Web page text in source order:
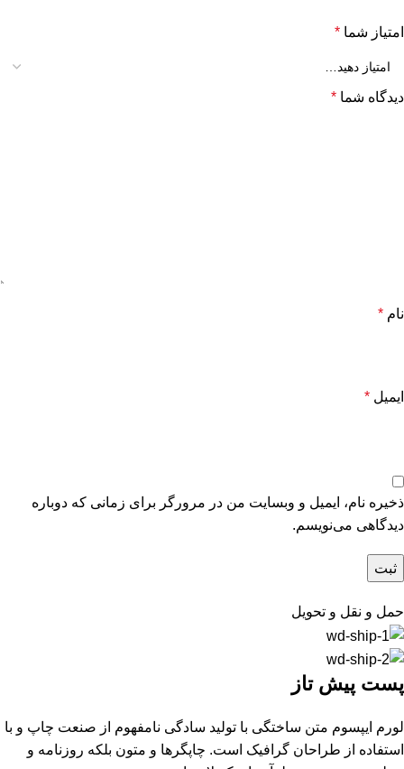
امتیاز شما *
دیدگاه شما *
نام *
ایمیل *
ذخیره نام، ایمیل و وبسایت من در مرورگر برای زمانی که دوباره
دیدگاهی می‌نویسم.
حمل و نقل و تحویل
پست پیش تاز
لورم ایپسوم متن ساختگی با تولید سادگی نامفهوم از صنعت چاپ و با
استفاده از طراحان گرافیک است. چاپگرها و متون بلکه روزنامه و